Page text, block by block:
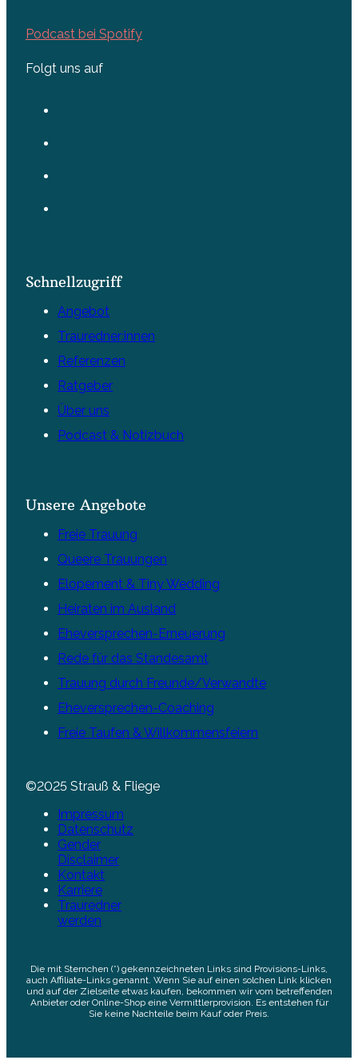
Podcast bei Spotify
Folgt uns auf
Schnellzugriff
Angebot
Trauredner:innen
Referenzen
Ratgeber
Über uns
Podcast & Notizbuch
Unsere Angebote
Freie Trauung
Queere Trauungen
Elopement & Tiny Wedding
Heiraten im Ausland
Eheversprechen-Erneuerung
Rede für das Standesamt
Trauung durch Freunde/Verwandte
Eheversprechen-Coaching
Freie Taufen & Willkommensfeiern
©2025 Strauß & Fliege
Impressum
Datenschutz
Gender
Disclaimer
Kontakt
Karriere
Trauredner
werden
Die mit Sternchen (*) gekennzeichneten Links sind Provisions-Links,
auch Affiliate-Links genannt. Wenn Sie auf einen solchen Link klicken
und auf der Zielseite etwas kaufen, bekommen wir vom betreffenden
Anbieter oder Online-Shop eine Vermittlerprovision. Es entstehen für
Sie keine Nachteile beim Kauf oder Preis.